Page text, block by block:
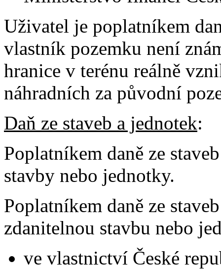
Uživatel je poplatníkem
vlastník pozemku není
hranice v terénu reálně
náhradních za původní
Daň ze staveb a jednotek:
Poplatníkem daně ze
stavby nebo jednotky.
Poplatníkem daně ze
zdanitelnou stavbu nebo
ve vlastnictví České